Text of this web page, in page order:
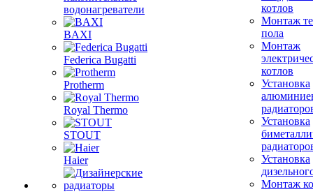
водонагреватели
BAXI
Federica Bugatti
Protherm
Royal Thermo
STOUT
Haier
котлов
Монтаж
пола
Монтаж
котлов
Установка
Установка
Установка
Монтаж